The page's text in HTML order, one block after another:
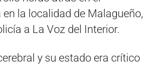
la localidad de Malagueño,
a La Voz del Interior.
y su estado era crítico